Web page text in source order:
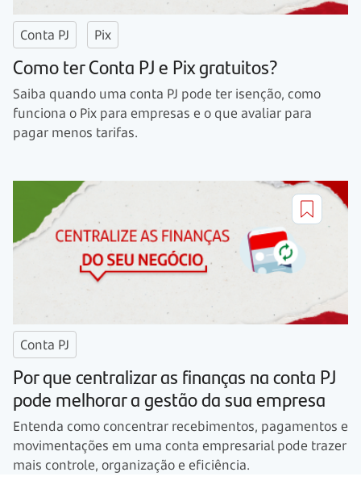
Conta PJ Pix
Como ter Conta PJ e Pix gratuitos?
Saiba quando uma conta PJ pode ter isenção, como
funciona o Pix para empresas e o que avaliar para
pagar menos tarifas.
Conta PJ
Por que centralizar as finanças na conta PJ
pode melhorar a gestão da sua empresa
Entenda como concentrar recebimentos, pagamentos e
movimentações em uma conta empresarial pode trazer
mais controle, organização e eficiência.